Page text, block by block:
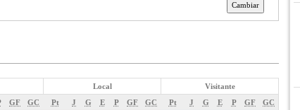
Local
Visitante
GF GC Pt J G E P GF GC Pt J G E P GF GC